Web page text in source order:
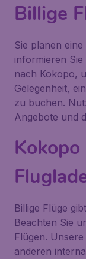
Billige
Sie planen
informieren
nach Kokopo,
Gelegenheit,
zu buchen.
Angebote und
Billige Flüge
Beachten Sie
Flügen.
anderen